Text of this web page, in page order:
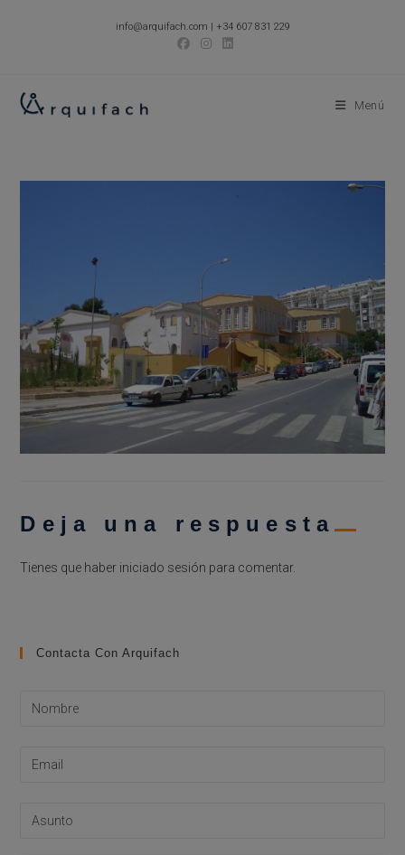
info@arquifach.com | +34 607 831 229
Menú
Deja una respuesta
Tienes que haber iniciado sesión para comentar.
Contacta Con Arquifach